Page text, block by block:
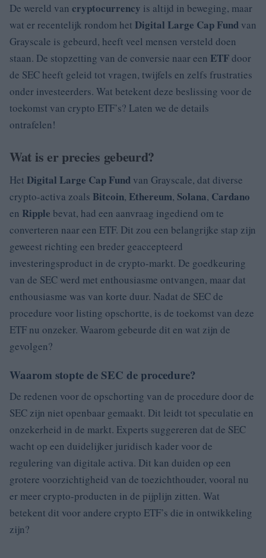
De wereld van cryptocurrency is altijd in beweging, maar
wat er recentelijk rondom het Digital Large Cap Fund van
Grayscale is gebeurd, heeft veel mensen versteld doen
staan. De stopzetting van de conversie naar een ETFdoor
de SEC heeft geleid tot vragen, twijfels en zelfs frustraties
onder investeerders. Wat betekent deze beslissing voor de
toekomst van crypto ETF’s? Laten we de details
ontrafelen!
Wat is er precies gebeurd?
Het Digital Large Cap Fund van Grayscale, dat diverse
crypto-activa zoals Bitcoin, Ethereum, Solana, Cardano
en Ripple bevat, had een aanvraag ingediend om te
converteren naar een ETF. Dit zou een belangrijke stap zijn
geweest richting een breder geaccepteerd
investeringsproduct in de crypto-markt. De goedkeuring
van de SEC werd met enthousiasme ontvangen, maar dat
enthousiasme was van korte duur. Nadat de SEC de
procedure voor listing opschortte, is de toekomst van deze
ETF nu onzeker. Waarom gebeurde dit en wat zijn de
gevolgen?
Waarom stopte de SEC de procedure?
De redenen voor de opschorting van de procedure door de
SEC zijn niet openbaar gemaakt. Dit leidt tot speculatie en
onzekerheid in de markt. Experts suggereren dat de SEC
wacht op een duidelijker juridisch kader voor de
regulering van digitale activa. Dit kan duiden op een
grotere voorzichtigheid van de toezichthouder, vooral nu
er meer crypto-producten in de pijplijn zitten. Wat
betekent dit voor andere crypto ETF’s die in ontwikkeling
zijn?